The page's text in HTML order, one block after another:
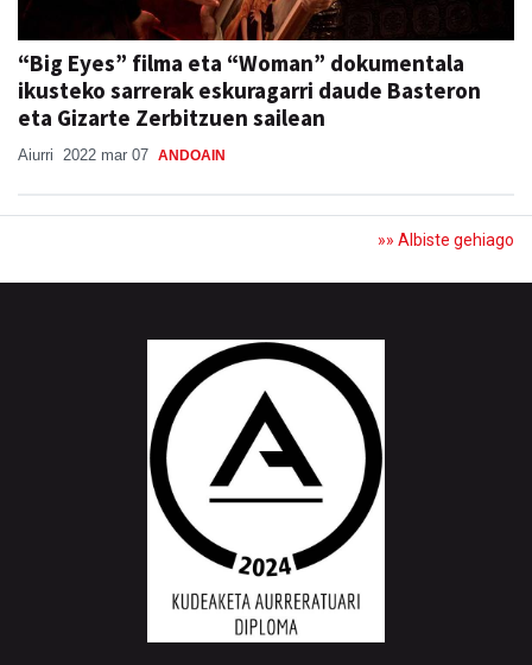
“Big Eyes” filma eta “Woman” dokumentala
ikusteko sarrerak eskuragarri daude Basteron
eta Gizarte Zerbitzuen sailean
Aiurri 2022 mar 07 ANDOAIN
»» Albiste gehiago